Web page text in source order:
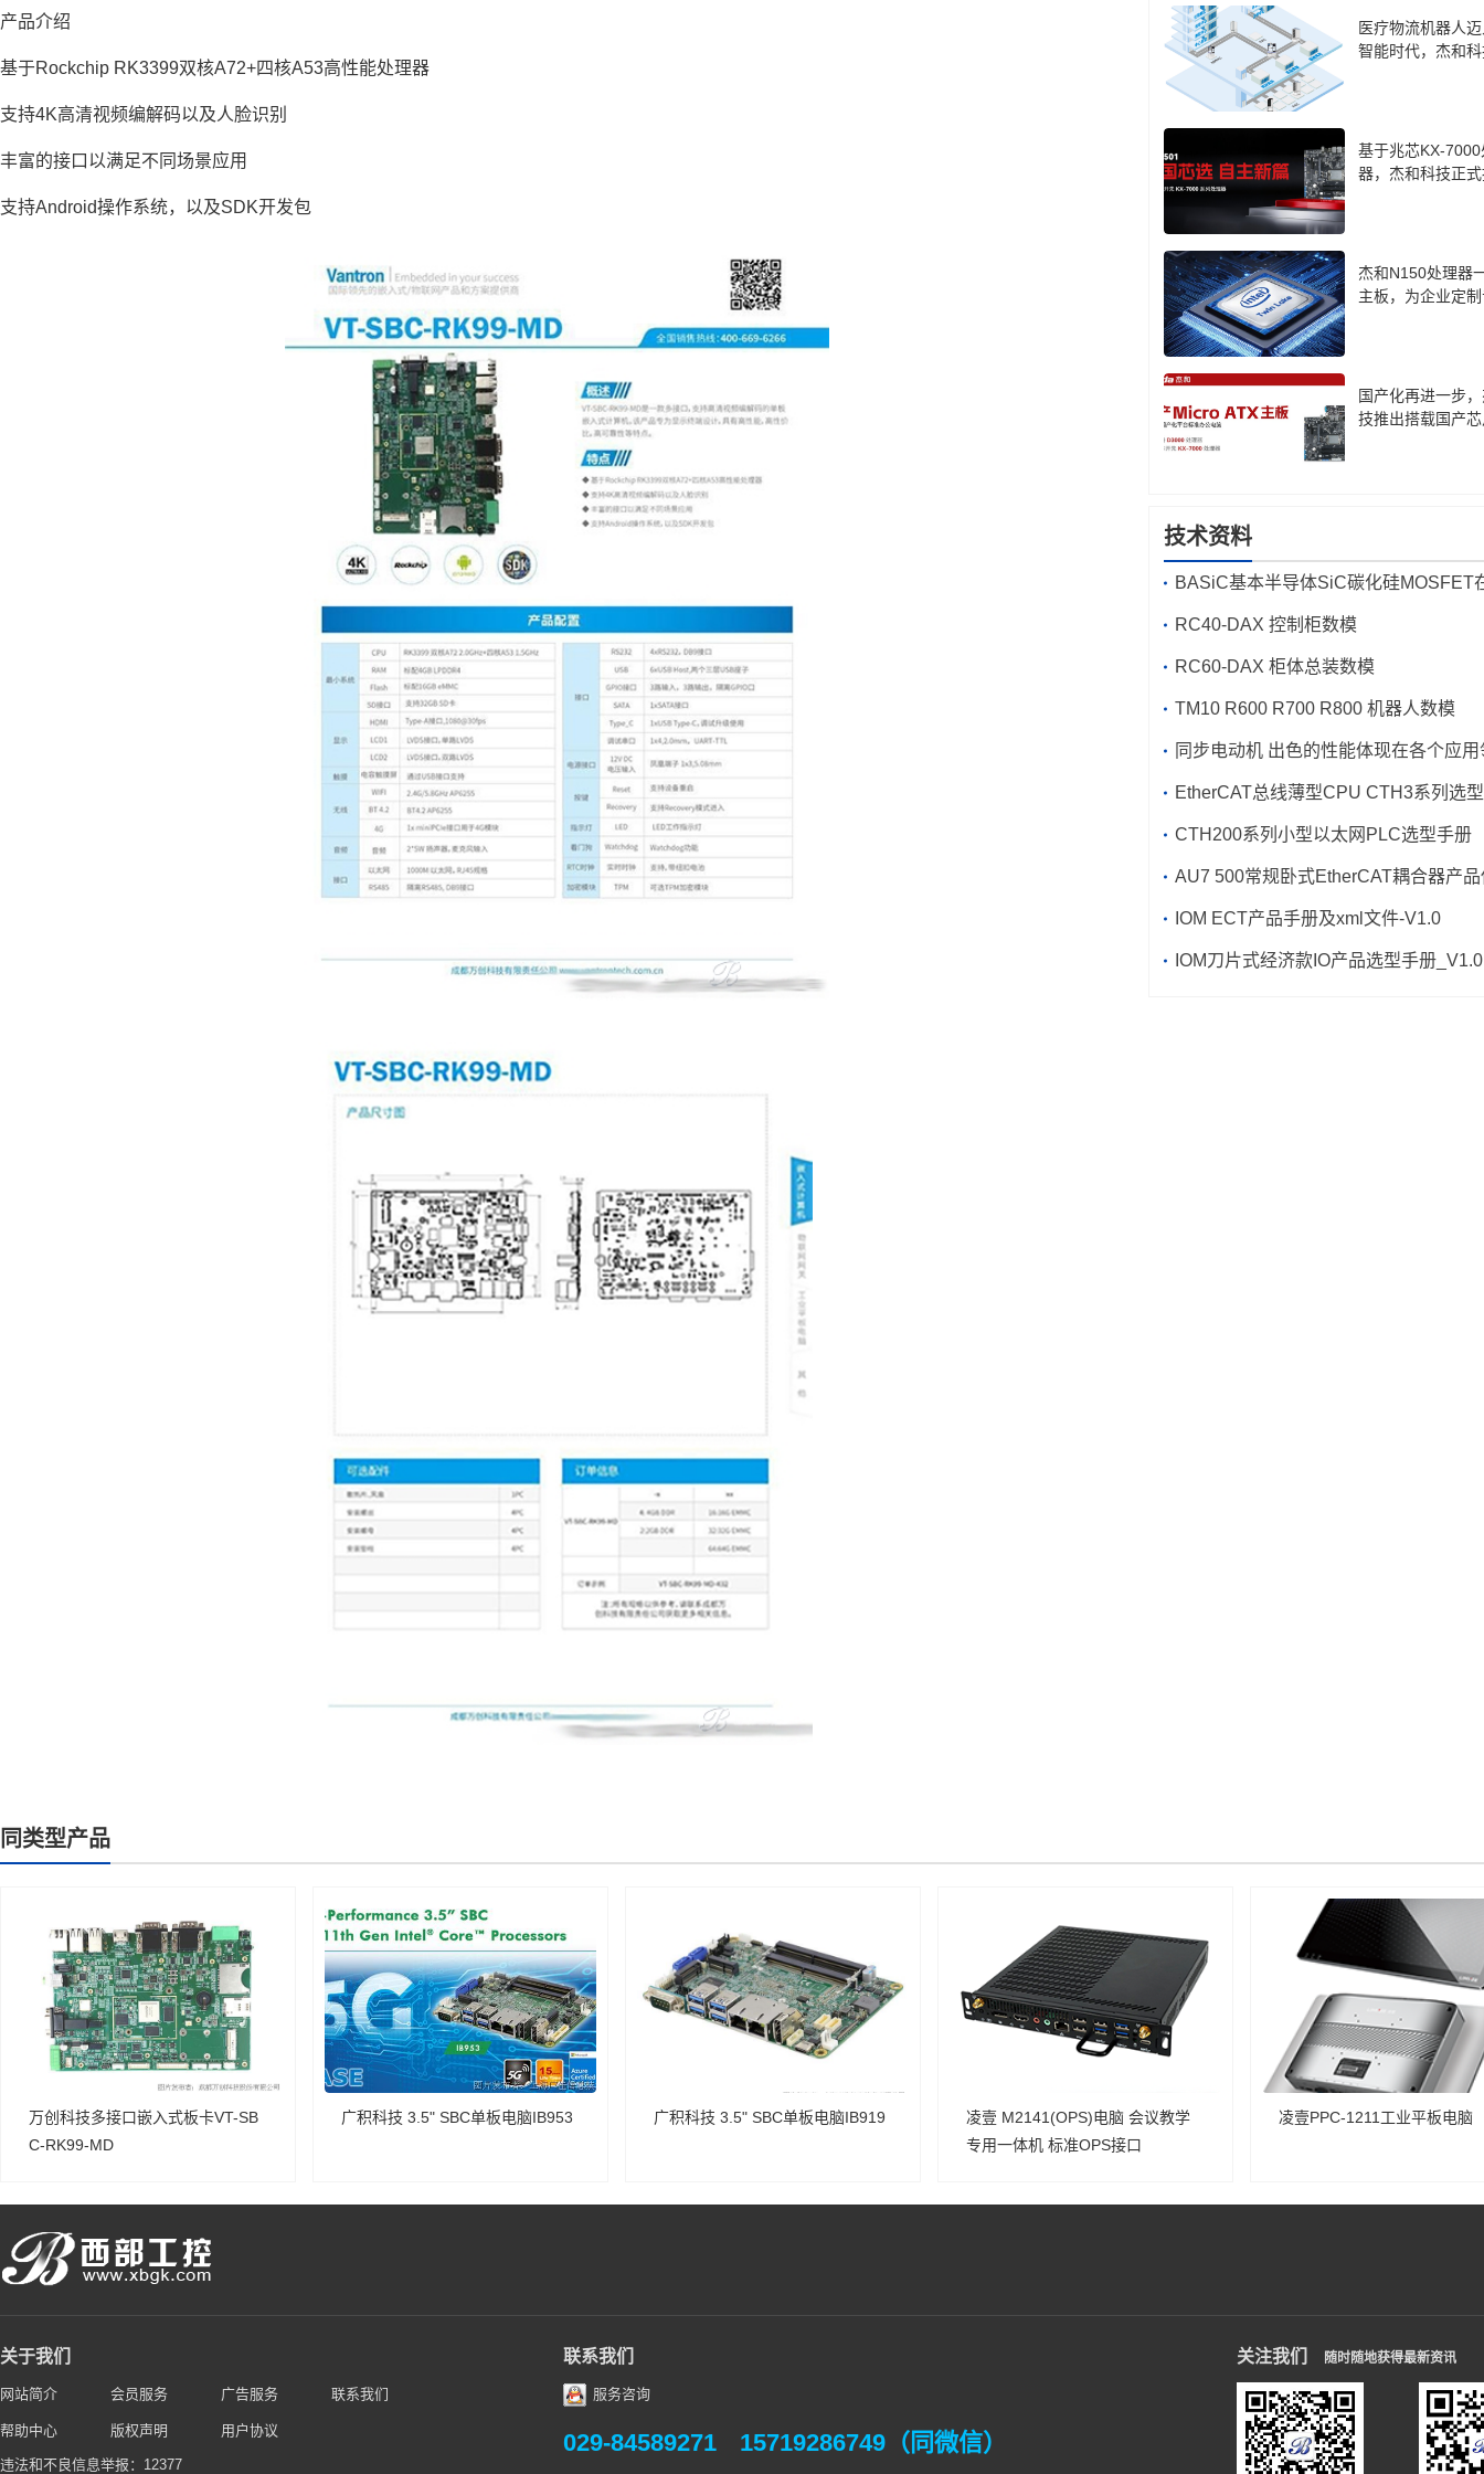
产品介绍
基于Rockchip RK3399双核A72+四核A53高性能处理器
支持4K高清视频编解码以及人脸识别
丰富的接口以满足不同场景应用
支持Android操作系统，以及SDK开发包
医疗物流机器人
智能时代，杰和
基于兆芯KX-7000
器，杰和科技正
杰和N150处理器
主板，为企业定
国产化再进一步
技推出搭载国产
技术资料
BASiC基本半导体SiC碳化硅MOSFET
焊机中的应用
RC40-DAX 控制柜数模
RC60-DAX 柜体总装数模
TM10 R600 R700 R800 机器人数模
同步电动机 出色的性能体现在各个应用
EtherCAT总线薄型CPU CTH3系
CTH200系列小型以太网PLC选型手册
AU7 500常规卧式EtherCAT耦合器产
手册及xml文件_V1.0
IOM ECT产品手册及xm l文件-V1.0
IOM刀片式经济款IO产品选型手册_V1.0
同类型产品
万创科技多接口嵌入式板卡VT-SB
C-RK99-MD
广积科技 3.5" SBC单板电脑IB953 广积科技 3.5" SBC单板电脑IB919
凌壹 M2141(OPS)电脑 会议教学
专用一体机 标准OPS接口
凌壹PPC-1211工业平板电脑
关于我们
网站简介 会员服务 广告服务 联系我们
帮助中心 版权声明 用户协议
违法和不良信息举报：12377
联系我们
服务咨询
029-84589271 15719286749（同微信）
关注我们 随时随地获得最新资讯